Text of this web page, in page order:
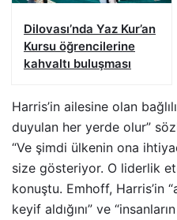
Dilovası’nda Yaz Kur’an
Kursu öğrencilerine
kahvaltı buluşması
Harris’in ailesine olan
duyulan her yerde olur”
“Ve şimdi ülkenin ona
size gösteriyor. O liderlik
konuştu. Emhoff, Harris’in
keyif aldığını” ve